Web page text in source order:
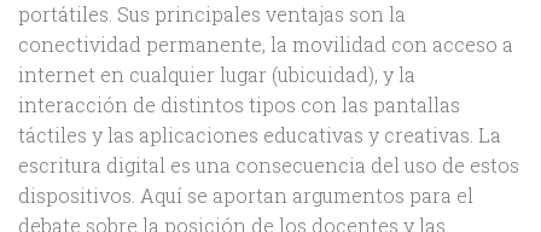
portátiles. Sus principales ventajas son la
conectividad permanente, la movilidad con acceso a
internet en cualquier lugar (ubicuidad), y la
interacción de distintos tipos con las pantallas
táctiles y las aplicaciones educativas y creativas. La
escritura digital es una consecuencia del uso de estos
dispositivos. Aquí se aportan argumentos para el
debate sobre la posición de los docentes y las